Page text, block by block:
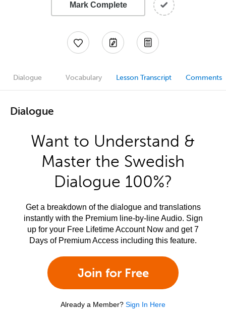
Mark Complete
Dialogue Vocabulary Lesson Transcript Comments
Dialogue
Want to Understand &
Master the Swedish
Dialogue 100%?
Get a breakdown of the dialogue and translations
instantly with the Premium line-by-line Audio. Sign
up for your Free Lifetime Account Now and get 7
Days of Premium Access including this feature.
Join for Free
Already a Member? Sign In Here